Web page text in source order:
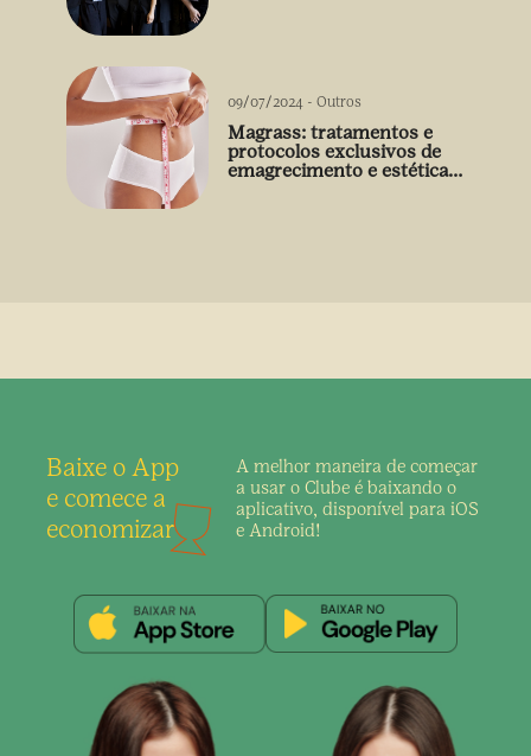
09/07/2024 - Outros
Magrass: tratamentos e
protocolos exclusivos de
emagrecimento e estética
Baixe o App
e comece a
economizar
A melhor maneira de começar
a usar o Clube é baixando o
aplicativo, disponível para iOS
e Android!